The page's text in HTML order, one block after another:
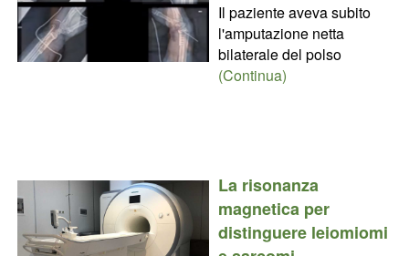
Il paziente aveva subito
l'amputazione netta
bilaterale del polso
(Continua)
La risonanza
magnetica per
distinguere leiomiomi